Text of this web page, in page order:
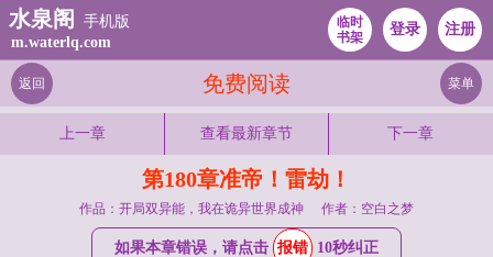
水泉阁
手机版
m.waterlq.com
临时
书架
登录 注册
免费阅读
返回 菜单
上一章 查看最新章节 下一章
第180章准帝！雷劫！
作品：开局双异能，我在诡异世界成神 作者：空白之梦
如果本章错误，请点击 报错 10秒纠正